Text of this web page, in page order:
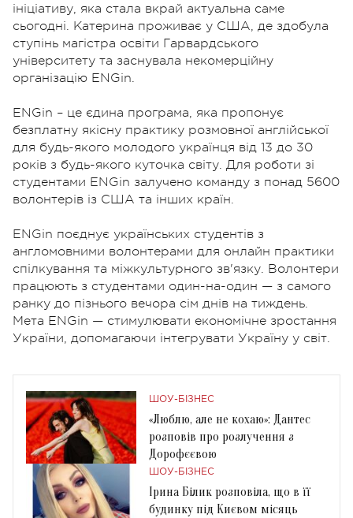
ініціативу, яка стала вкрай актуальна саме
сьогодні. Катерина проживає у США, де здобула
ступінь магістра освіти Гарвардського
університету та заснувала некомерційну
організацію ENGin.
ENGin – це єдина програма, яка пропонує
безплатну якісну практику розмовної англійської
для будь-якого молодого українця від 13 до 30
років з будь-якого куточка світу. Для роботи зі
студентами ENGin залучено команду з понад 5600
волонтерів із США та інших країн.
ENGin поєднує українських студентів з
англомовними волонтерами для онлайн практики
спілкування та міжкультурного зв'язку. Волонтери
працюють з студентами один-на-один — з самого
ранку до пізнього вечора сім днів на тиждень.
Мета ENGin — стимулювати економічне зростання
України, допомагаючи інтегрувати Україну у світ.
ШОУ-БІЗНЕС
«Люблю, але не кохаю»: Дантес
розповів про розлучення з
Дорофєєвою
ШОУ-БІЗНЕС
Ірина Білик розповіла, що в її
будинку під Києвом місяць